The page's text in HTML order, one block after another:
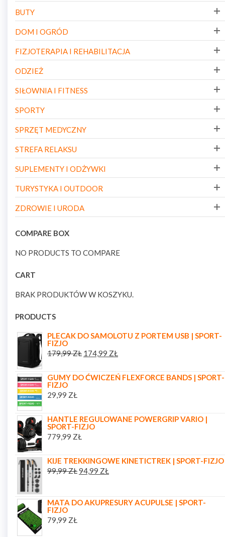
BUTY
DOM I OGRÓD
FIZJOTERAPIA I REHABILITACJA
ODZIEŻ
SIŁOWNIA I FITNESS
SPORTY
SPRZĘT MEDYCZNY
STREFA RELAKSU
SUPLEMENTY I ODŻYWKI
TURYSTYKA I OUTDOOR
ZDROWIE I URODA
COMPARE BOX
NO PRODUCTS TO COMPARE
CART
BRAK PRODUKTÓW W KOSZYKU.
PRODUCTS
PLECAK DO SAMOLOTU Z PORTEM USB | SPORT-
FIZJO
179,99ZŁ 174,99 ZŁ
GUMY DO ĆWICZEŃ FLEXFORCE BANDS | SPORT-
FIZJO
29,99 ZŁ
HANTLE REGULOWANE POWERGRIP VARIO |
SPORT-FIZJO
779,99 ZŁ
KIJE TREKKINGOWE KINETICTREK | SPORT-FIZJO
99,99ZŁ94,99 ZŁ
MATA DO AKUPRESURY ACUPULSE | SPORT-
FIZJO
79,99 ZŁ